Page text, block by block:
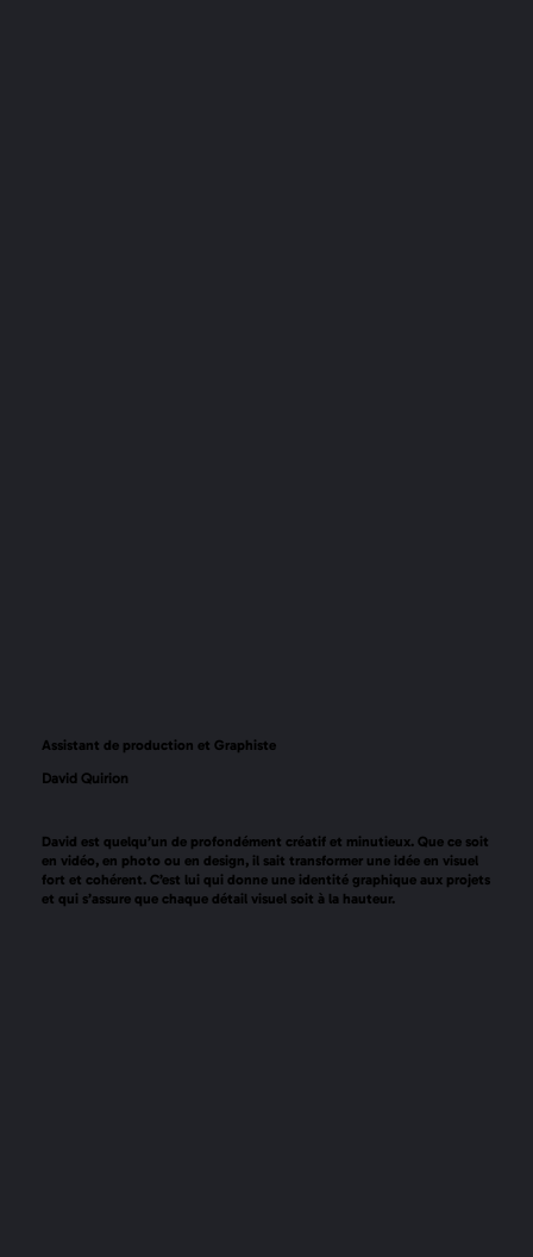
Assistant de production et Graphiste
David Quirion
David est quelqu’un de profondément créatif et minutieux. Que ce soit
en vidéo, en photo ou en design, il sait transformer une idée en visuel
fort et cohérent. C’est lui qui donne une identité graphique aux projets
et qui s’assure que chaque détail visuel soit à la hauteur.